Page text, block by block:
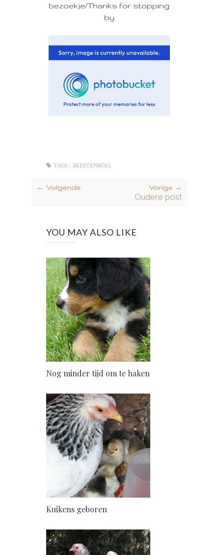
bezoekje/Thanks for stopping
by
TAGS : BEESTENBOEL
← Volgende Vorige →
Oudere post
YOU MAY ALSO LIKE
Nog minder tijd om te haken
Kuikens geboren